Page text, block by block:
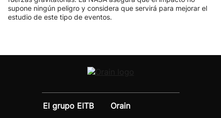
supone ningún peligro y considera que servirá para mejorar el
estudio de este tipo de eventos.
El grupo EITB
Orain